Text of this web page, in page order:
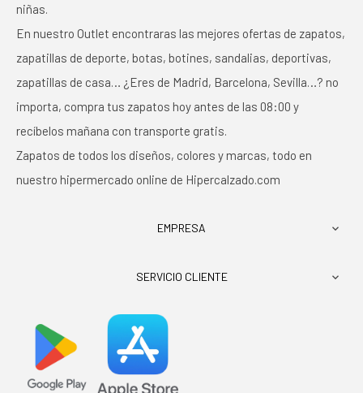
niñas.
En nuestro Outlet encontraras las mejores ofertas de zapatos,
zapatillas de deporte, botas, botines, sandalias, deportivas,
zapatillas de casa… ¿Eres de Madrid, Barcelona, Sevilla…? no
importa, compra tus zapatos hoy antes de las 08:00 y
recíbelos mañana con transporte gratis.
Zapatos de todos los diseños, colores y marcas, todo en
nuestro hipermercado online de Hipercalzado.com
EMPRESA 
SERVICIO CLIENTE 